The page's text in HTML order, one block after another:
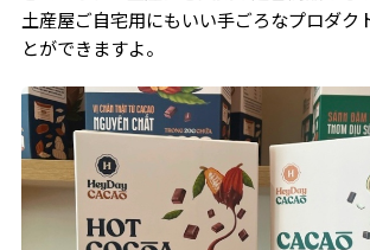
土産屋ご自宅用にもいい手ごろなプロダク
とができますよ。